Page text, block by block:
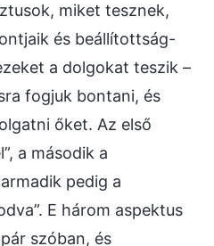
miket tesznek,
és beállítottság-
a dolgokat teszik –
fogjuk bontani, és
őket. Az első
a második a
pedig a
E három aspektus
szóban, és